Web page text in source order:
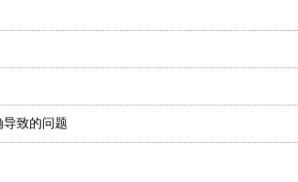
致的问题